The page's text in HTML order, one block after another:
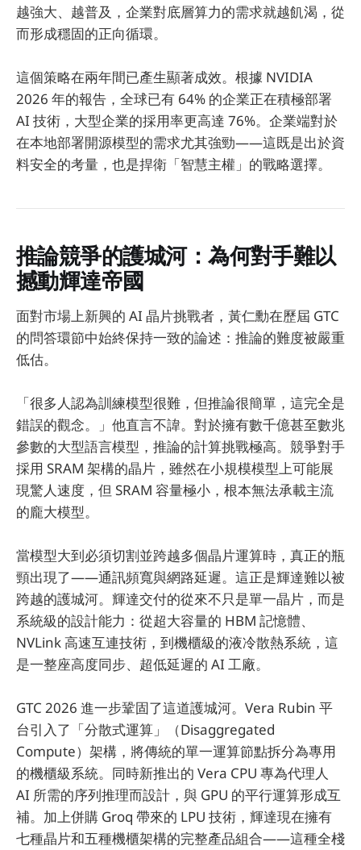
越強大、越普及，企業對底層算力的需求就越飢渴，從
而形成穩固的正向循環。
這個策略在兩年間已產生顯著成效。根據 NVIDIA
2026 年的報告，全球已有 64% 的企業正在積極部署
AI 技術，大型企業的採用率更高達 76%。企業端對於
在本地部署開源模型的需求尤其強勁——這既是出於資
料安全的考量，也是捍衛「智慧主權」的戰略選擇。
推論競爭的護城河：為何對手難以
撼動輝達帝國
面對市場上新興的 AI 晶片挑戰者，黃仁勳在歷屆 GTC
的問答環節中始終保持一致的論述：推論的難度被嚴重
低估。
「很多人認為訓練模型很難，但推論很簡單，這完全是
錯誤的觀念。」他直言不諱。對於擁有數千億甚至數兆
參數的大型語言模型，推論的計算挑戰極高。競爭對手
採用 SRAM 架構的晶片，雖然在小規模模型上可能展
現驚人速度，但 SRAM 容量極小，根本無法承載主流
的龐大模型。
當模型大到必須切割並跨越多個晶片運算時，真正的瓶
頸出現了——通訊頻寬與網路延遲。這正是輝達難以被
跨越的護城河。輝達交付的從來不只是單一晶片，而是
系統級的設計能力：從超大容量的 HBM 記憶體、
NVLink 高速互連技術，到機櫃級的液冷散熱系統，這
是一整座高度同步、超低延遲的 AI 工廠。
GTC 2026 進一步鞏固了這道護城河。Vera Rubin 平
台引入了「分散式運算」（Disaggregated
Compute）架構，將傳統的單一運算節點拆分為專用
的機櫃級系統。同時新推出的 Vera CPU 專為代理人
AI 所需的序列推理而設計，與 GPU 的平行運算形成互
補。加上併購 Groq 帶來的 LPU 技術，輝達現在擁有
七種晶片和五種機櫃架構的完整產品組合——這種全棧